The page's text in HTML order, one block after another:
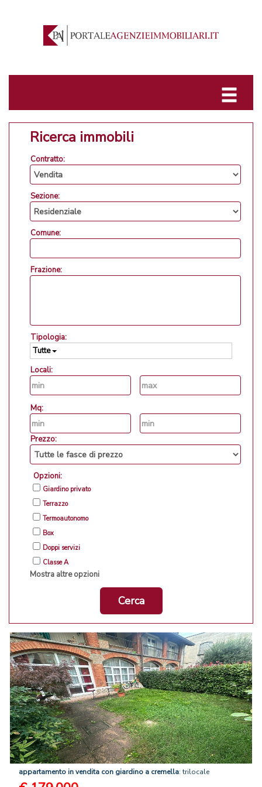
Ricerca immobili
Contratto:
Sezione:
Comune:
Frazione:
Tipologia:
Tutte
Locali:
Mq:
Prezzo:
Opzioni:
Giardino privato
Terrazzo
Termoautonomo
Box
Doppi servizi
Classe A
Mostra altre opzioni
Cerca
appartamento invendita con giardino a cremella: trilocale